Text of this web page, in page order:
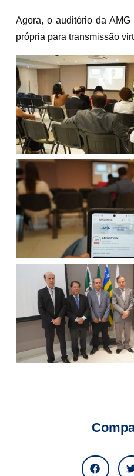
Agora, o auditório da
própria para transmissão